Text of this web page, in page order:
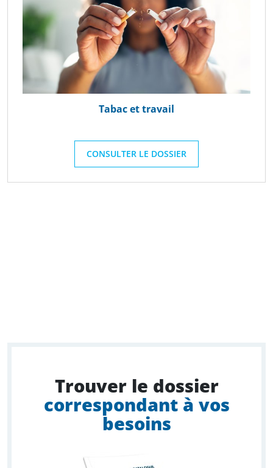
Tabac et travail
CONSULTER LE DOSSIER
Trouver le dossier
correspondant à vos
besoins